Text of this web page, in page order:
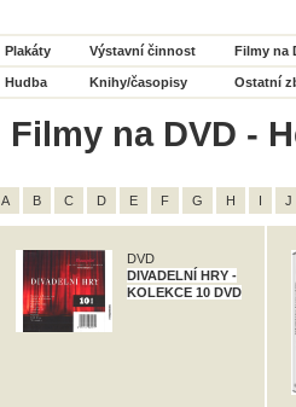
Plakáty Výstavní činnost Filmy na
Hudba Knihy/časopisy Ostatní
Filmy na DVD -
A B C D E F G H I J
DVD
DIVADELNÍ HRY -
KOLEKCE 10 DVD